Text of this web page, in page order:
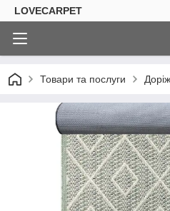
LOVECARPET
Товари та послуги